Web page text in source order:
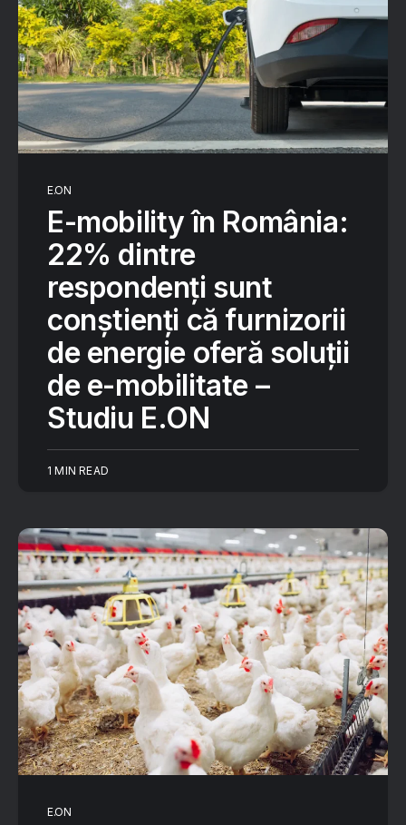
E.ON
E-mobility în România:
22% dintre
respondenți sunt
conștienți că furnizorii
de energie oferă soluții
de e-mobilitate –
Studiu E.ON
1 MIN READ
E.ON